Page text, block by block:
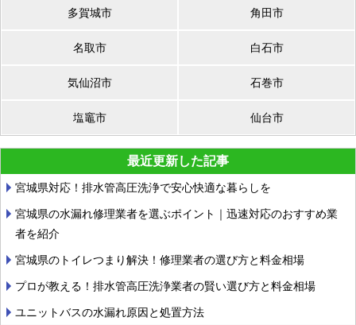
多賀城市 角田市
名取市 白石市
気仙沼市 石巻市
塩竈市 仙台市
最近更新した記事
宮城県対応！排水管高圧洗浄で安心快適な暮らしを
宮城県の水漏れ修理業者を選ぶポイント｜迅速対応のおすすめ業
者を紹介
宮城県のトイレつまり解決！修理業者の選び方と料金相場
プロが教える！排水管高圧洗浄業者の賢い選び方と料金相場
ユニットバスの水漏れ原因と処置方法